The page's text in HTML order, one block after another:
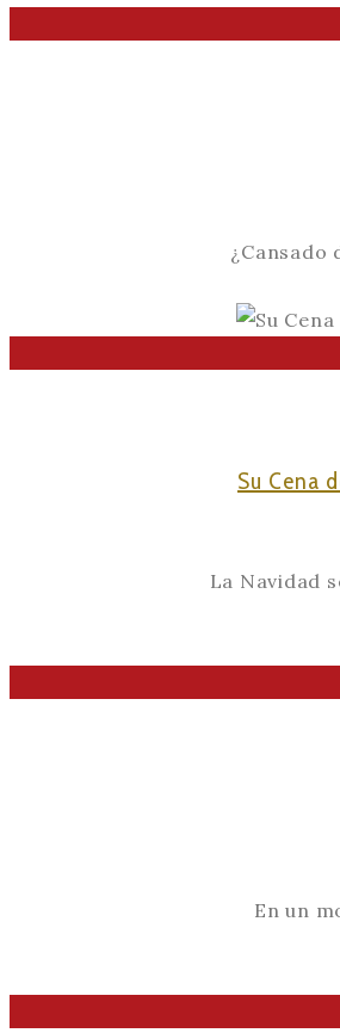
¿Cansado
Su Cena
La Navidad
En un